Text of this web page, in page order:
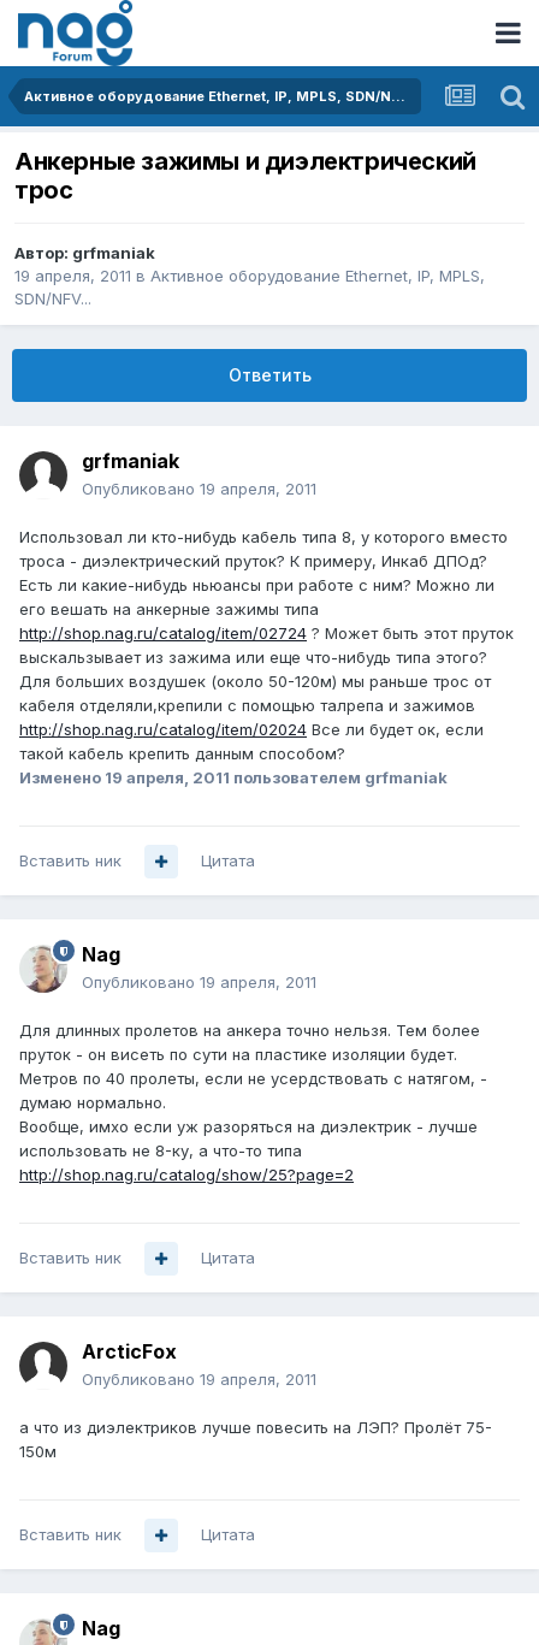
Активное оборудование Ethernet, IP, MPLS, SDN/NFV...
Анкерные зажимы и диэлектрический
трос
Автор: grfmaniak
19 апреля, 2011 в Активное оборудование Ethernet, IP, MPLS,
SDN/NFV...
Ответить
grfmaniak
Опубликовано 19 апреля, 2011
Использовал ли кто-нибудь кабель типа 8, у которого вместо
троса - диэлектрический пруток? К примеру, Инкаб ДПОд?
Есть ли какие-нибудь ньюансы при работе с ним? Можно ли
его вешать на анкерные зажимы типа
http://shop.nag.ru/catalog/item/02724 ? Может быть этот пруток
выскальзывает из зажима или еще что-нибудь типа этого?
Для больших воздушек (около 50-120м) мы раньше трос от
кабеля отделяли,крепили с помощью талрепа и зажимов
http://shop.nag.ru/catalog/item/02024 Все ли будет ок, если
такой кабель крепить данным способом?
Изменено 19 апреля, 2011 пользователем grfmaniak
Вставить ник Цитата
Nag
Опубликовано 19 апреля, 2011
Для длинных пролетов на анкера точно нельзя. Тем более
пруток - он висеть по сути на пластике изоляции будет.
Метров по 40 пролеты, если не усердствовать с натягом, -
думаю нормально.
Вообще, имхо если уж разоряться на диэлектрик - лучше
использовать не 8-ку, а что-то типа
http://shop.nag.ru/catalog/show/25?page=2
Вставить ник Цитата
ArcticFox
Опубликовано 19 апреля, 2011
а что из диэлектриков лучше повесить на ЛЭП? Пролёт 75-
150м
Вставить ник Цитата
Nag